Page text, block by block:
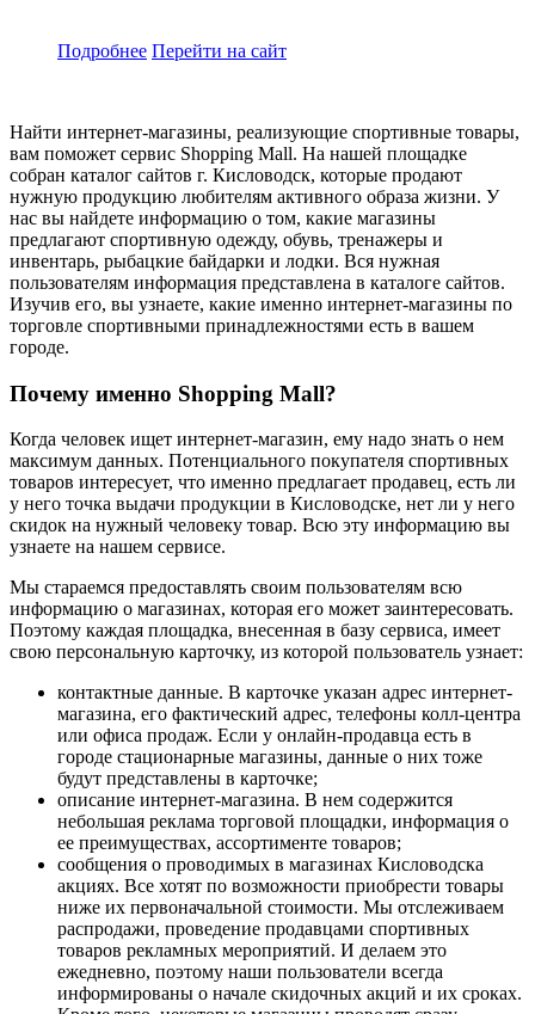
Подробнее Перейти на сайт
Найти интернет-магазины, реализующие спортивные товары,
вам поможет сервис Shopping Mall. На нашей площадке
собран каталог сайтов г. Кисловодск, которые продают
нужную продукцию любителям активного образа жизни. У
нас вы найдете информацию о том, какие магазины
предлагают спортивную одежду, обувь, тренажеры и
инвентарь, рыбацкие байдарки и лодки. Вся нужная
пользователям информация представлена в каталоге сайтов.
Изучив его, вы узнаете, какие именно интернет-магазины по
торговле спортивными принадлежностями есть в вашем
городе.
Почему именно Shopping Mall?
Когда человек ищет интернет-магазин, ему надо знать о нем
максимум данных. Потенциального покупателя спортивных
товаров интересует, что именно предлагает продавец, есть ли
у него точка выдачи продукции в Кисловодске, нет ли у него
скидок на нужный человеку товар. Всю эту информацию вы
узнаете на нашем сервисе.
Мы стараемся предоставлять своим пользователям всю
информацию о магазинах, которая его может заинтересовать.
Поэтому каждая площадка, внесенная в базу сервиса, имеет
свою персональную карточку, из которой пользователь узнает:
контактные данные. В карточке указан адрес интернет-
магазина, его фактический адрес, телефоны колл-центра
или офиса продаж. Если у онлайн-продавца есть в
городе стационарные магазины, данные о них тоже
будут представлены в карточке;
описание интернет-магазина. В нем содержится
небольшая реклама торговой площадки, информация о
ее преимуществах, ассортименте товаров;
сообщения о проводимых в магазинах Кисловодска
акциях. Все хотят по возможности приобрести товары
ниже их первоначальной стоимости. Мы отслеживаем
распродажи, проведение продавцами спортивных
товаров рекламных мероприятий. И делаем это
ежедневно, поэтому наши пользователи всегда
информированы о начале скидочных акций и их сроках.